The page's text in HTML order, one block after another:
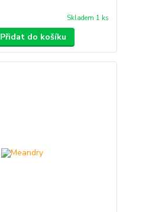
Skladem 1 ks
Přidat do košíku